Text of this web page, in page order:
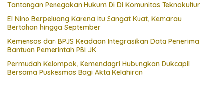
Tantangan Penegakan Hukum Di Di Komunitas Teknokultur
El Nino Berpeluang Karena Itu Sangat Kuat, Kemarau
Bertahan hingga September
Kemensos dan BPJS Keadaan Integrasikan Data Penerima
Bantuan Pemerintah PBI JK
Permudah Kelompok, Kemendagri Hubungkan Dukcapil
Bersama Puskesmas Bagi Akta Kelahiran